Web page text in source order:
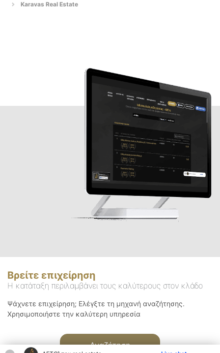
Karavas Real Estate
Βρείτε επιχείρηση
Η κατάταξη περιλαμβάνει τους καλύτερους στον κλάδο
Ψάχνετε επιχείρηση; Ελέγξτε τη μηχανή αναζήτησης.
Χρησιμοποιήστε την καλύτερη υπηρεσία
Αναζήτηση